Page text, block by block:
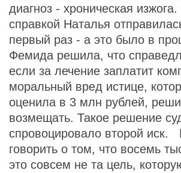
диагноз - хроническая
справкой Наталья
первый раз - а это было в
Фемида решила, что
если за лечение заплатит
моральный вред истице,
оценила в 3 млн рублей,
возмещать. Такое решение
спровоцировало второй иск.
говорить о том, что восемь
это совсем не та цель,